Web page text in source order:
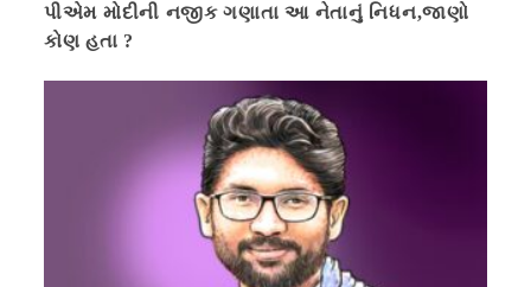
પીએમ મોદીની નજીક ગણાતા આ નેતાનું નિધન,જાણો
કોણ હતા ?